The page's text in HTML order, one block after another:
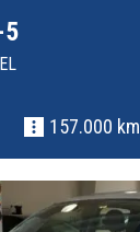
5
more_vert 157.000 km